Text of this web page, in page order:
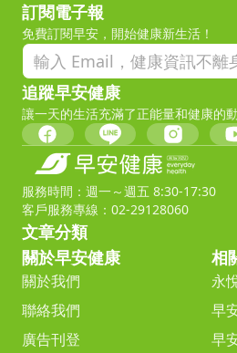
訂閱電子報
免費訂閱早安，開始健康新生活！
追蹤早安健康
讓一天的生活充滿了正能量和健康的
服務時間：週一～週五 8:30-17:30
客戶服務專線：02-29128060
文章分類
關於早安健康
關於我們
聯絡我們
廣告刊登
相
永
早
早